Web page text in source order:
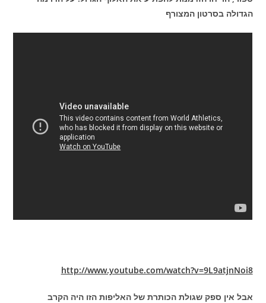
הגדולה בסרטון המצורף
http://www.youtube.com/watch?v=9L9atjnNoi8
אבל אין ספק שגולת הכותרת של האליפות הזו היה הקרב